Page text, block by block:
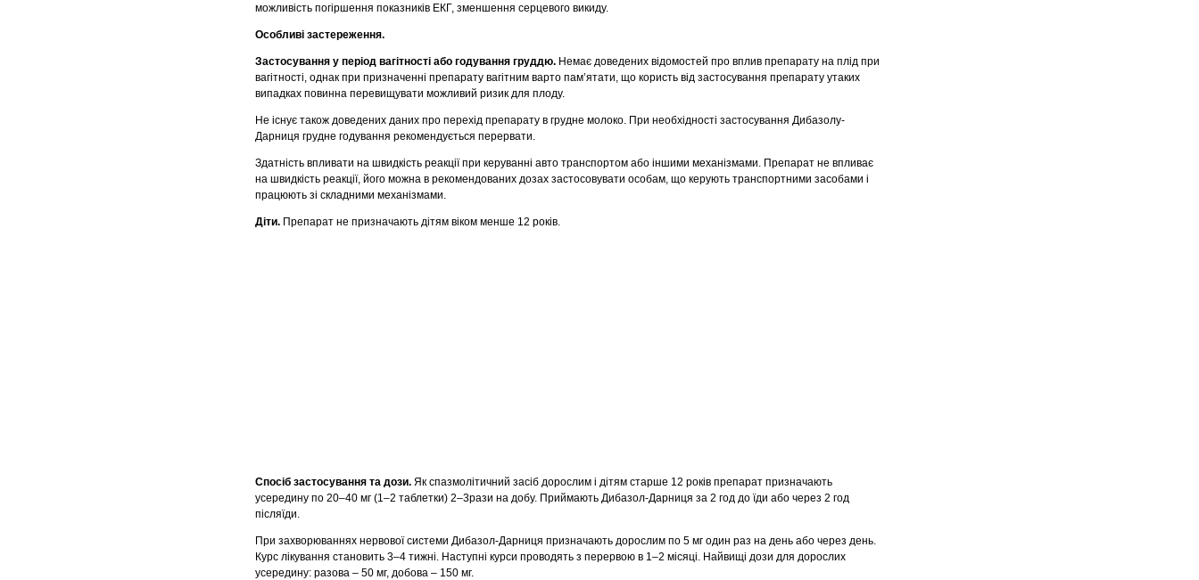
можливість погіршення показників ЕКГ, зменшення серцевого викиду.
Особливі застереження.
Застосування у період вагітності або годування груддю. Немає доведених відомостей про вплив препарату на плід при
вагітності, однак при призначенні препарату вагітним варто пам’ятати, що користь від застосування препарату утаких
випадках повинна перевищувати можливий ризик для плоду.
Не існує також доведених даних про перехід препарату в грудне молоко. При необхідності застосування Дибазолу-
Дарниця грудне годування рекомендується перервати.
Здатність впливати на швидкість реакції при керуванні авто транспортом або іншими механізмами. Препарат не впливає
на швидкість реакції, його можна в рекомендованих дозах застосовувати особам, що керують транспортними засобами і
працюють зі складними механізмами.
Діти. Препарат не призначають дітям віком менше 12 років.
Спосіб застосування та дози. Як спазмолітичний засіб дорослим і дітям старше 12 років препарат призначають
усередину по 20–40 мг (1–2 таблетки) 2–3рази на добу. Приймають Дибазол-Дарниця за 2 год до їди або через 2 год
післяїди.
При захворюваннях нервової системи Дибазол-Дарниця призначають дорослим по 5 мг один раз на день або через день.
Курс лікування становить 3–4 тижні. Наступні курси проводять з перервою в 1–2 місяці. Найвищі дози для дорослих
усередину: разова – 50 мг, добова – 150 мг.